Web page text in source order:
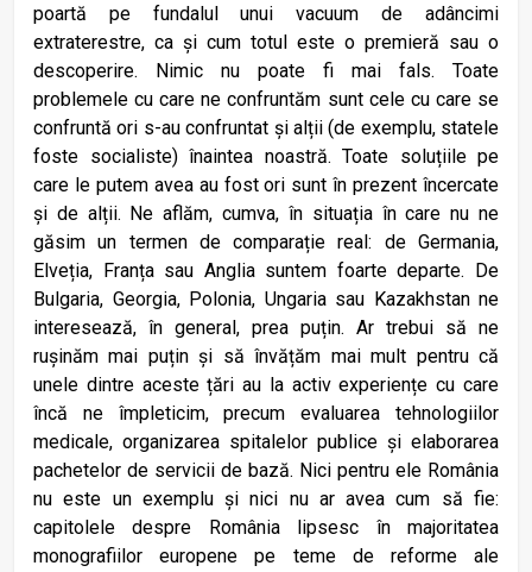
poartă pe fundalul unui vacuum de adâncimi
extraterestre, ca și cum totul este o premieră sau o
descoperire. Nimic nu poate fi mai fals. Toate
problemele cu care ne confruntăm sunt cele cu care se
confruntă ori s-au confruntat și alții (de exemplu, statele
foste socialiste) înaintea noastră. Toate soluțiile pe
care le putem avea au fost ori sunt în prezent încercate
și de alții. Ne aflăm, cumva, în situația în care nu ne
găsim un termen de comparație real: de Germania,
Elveția, Franța sau Anglia suntem foarte departe. De
Bulgaria, Georgia, Polonia, Ungaria sau Kazakhstan ne
interesează, în general, prea puțin. Ar trebui să ne
rușinăm mai puțin și să învățăm mai mult pentru că
unele dintre aceste țări au la activ experiențe cu care
încă ne împleticim, precum evaluarea tehnologiilor
medicale, organizarea spitalelor publice și elaborarea
pachetelor de servicii de bază. Nici pentru ele România
nu este un exemplu și nici nu ar avea cum să fie:
capitolele despre România lipsesc în majoritatea
monografiilor europene pe teme de reforme ale